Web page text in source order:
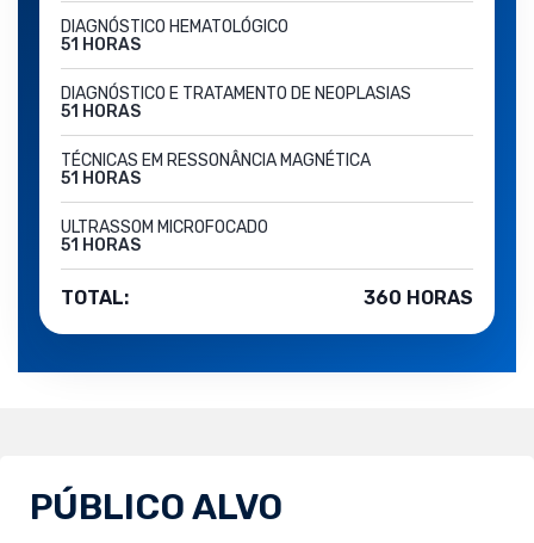
DIAGNÓSTICO HEMATOLÓGICO
51 HORAS
DIAGNÓSTICO E TRATAMENTO DE NEOPLASIAS
51 HORAS
TÉCNICAS EM RESSONÂNCIA MAGNÉTICA
51 HORAS
ULTRASSOM MICROFOCADO
51 HORAS
TOTAL: 360 HORAS
PÚBLICO ALVO